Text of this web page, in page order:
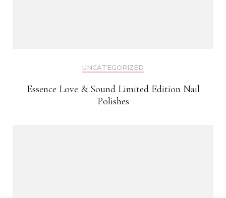
UNCATEGORIZED
Essence Love & Sound Limited Edition Nail
Polishes